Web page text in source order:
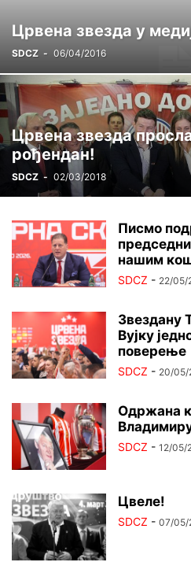
Црвена звезда у
SDCZ - 06/04/2016
Црвена звезда
рођендан!
SDCZ - 02/03/2018
Писмо
нашим
SDCZ - 22/05/
Звездану
Вујку
поверење
SDCZ - 20/05/
Одржана
SDCZ - 12/05/
Цвеле!
SDCZ - 07/05/